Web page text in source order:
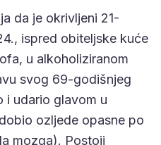
da je okrivljeni 21-
ispred obiteljske kuće
u alkoholiziranom
svog 69-godišnjeg
i udario glavom u
ozljede opasne po
mozga). Postoji